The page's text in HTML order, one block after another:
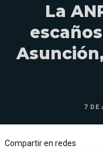
La
7 DE
Compartir en redes